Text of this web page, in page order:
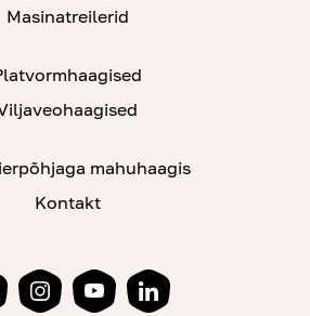
Masinatreilerid
mahuhaagis
Kontakt